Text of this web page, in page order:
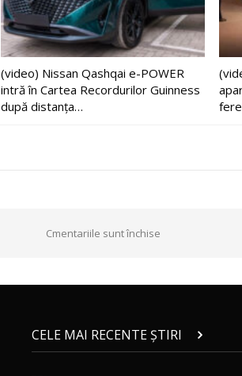
(video) Nissan Qashqai e-POWER
intră în Cartea Recordurilor Guinness
după distanța…
Cmentariile sunt închise
CELE MAI RECENTE ȘTIRI